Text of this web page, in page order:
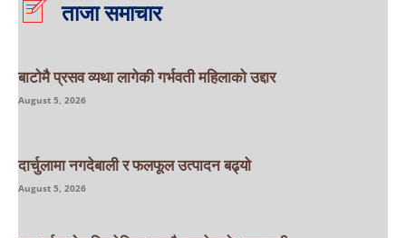
ताजा समाचार
बाटाेमै प्रसव व्यथा लागेकी गर्भवती महिलाको उद्दार
August 5, 2026
दार्चुलामा नगदेबाली र फलफूल उत्पादन बढ्यो
August 5, 2026